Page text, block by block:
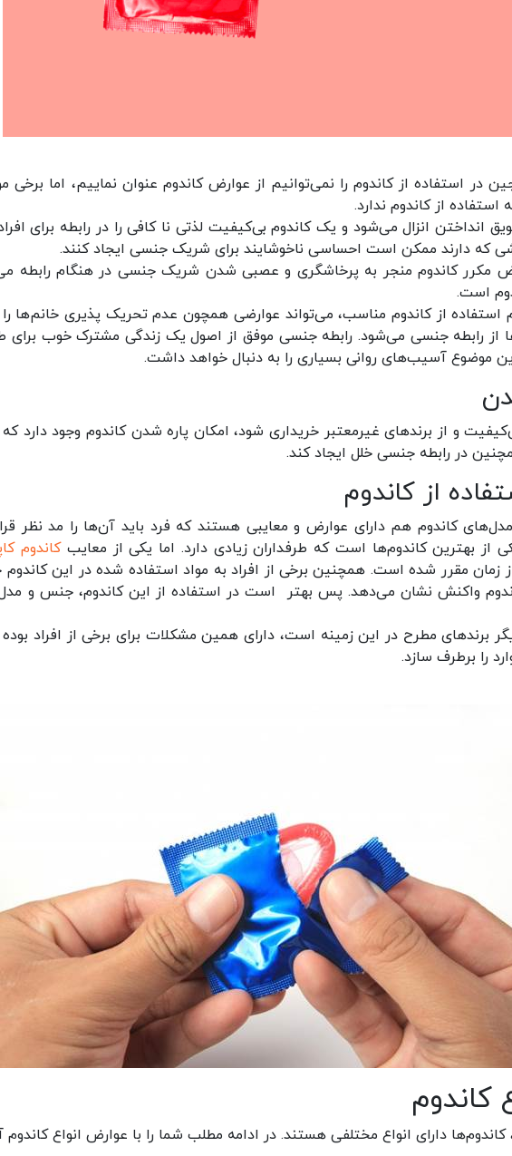
در استفاده از کاندوم را نمی‌توانیم از عوارض کاندوم عنوان نماییم، اما برخی
از کاندوم ندارد.
انداختن انزال می‌شود و یک کاندوم بی‌کیفیت لذتی نا کافی را در رابطه برای
که دارند ممکن است احساسی ناخوشایند برای شریک جنسی ایجاد کنند.
مکرر کاندوم منجر به پرخاشگری و عصبی شدن شریک جنسی در هنگام رابطه
است.
از کاندوم مناسب، می‌تواند عوارضی همچون عدم تحریک پذیری خانم‌ها
رابطه جنسی می‌شود. رابطه جنسی موفق از اصول یک زندگی مشترک خوب برای
موضوع آسیب‌های روانی بسیاری را به دنبال خواهد داشت.
و از برندهای غیرمعتبر خریداری شود، امکان پاره شدن کاندوم وجود دارد که
در رابطه جنسی خلل ایجاد کند.
از کاندوم
کاندوم هم دارای عوارض و معایبی هستند که فرد باید آن‌ها را مد نظر
از بهترین کاندوم‌ها است که طرفداران زیادی دارد. اما یکی از معایبکاندوم
زمان مقرر شده است. همچنین برخی از افراد به مواد استفاده شده در این
واکنش نشان می‌دهد. پس بهتر است در استفاده از این کاندوم، جنس و
برندهای مطرح در این زمینه است، دارای همین مشکلات برای برخی از افراد بوده
را برطرف سازد.
کاندوم
دارای انواع مختلفی هستند. در ادامه مطلب شما را با عوارض انواع